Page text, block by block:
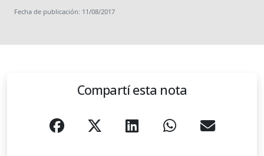
Fecha de publicación: 11/08/2017
Compartí esta nota